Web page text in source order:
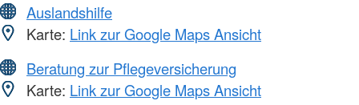
Auslandshilfe
Karte: Link zur Google Maps Ansicht
Beratung zur Pflegeversicherung
Karte: Link zur Google Maps Ansicht